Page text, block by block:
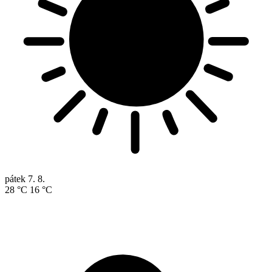
pátek 7. 8.
28 °C 16 °C